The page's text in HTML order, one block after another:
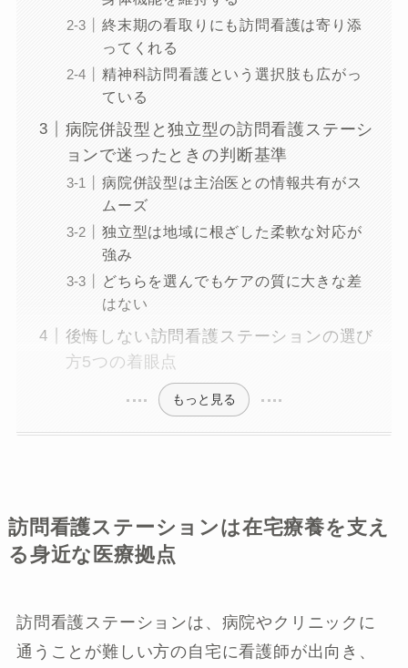
終末期の看取りにも訪問看護は寄り添
ってくれる
精神科訪問看護という選択肢も広がっ
ている
病院併設型と独立型の訪問看護ステーシ
ョンで迷ったときの判断基準
病院併設型は主治医との情報共有がス
ムーズ
独立型は地域に根ざした柔軟な対応が
強み
どちらを選んでもケアの質に大きな差
はない
後悔しない訪問看護ステーションの選び
方5つの着眼点
もっと見る
訪問看護ステーションは在宅療養を支え
る身近な医療拠点
訪問看護ステーションは、病院やクリニックに
通うことが難しい方の自宅に看護師が出向き、